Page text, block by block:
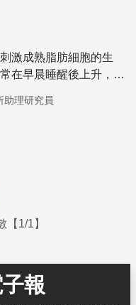
激成熟脂肪細胞的生
在早晨睡醒後上升，晚
助理研究員
1/1】
報